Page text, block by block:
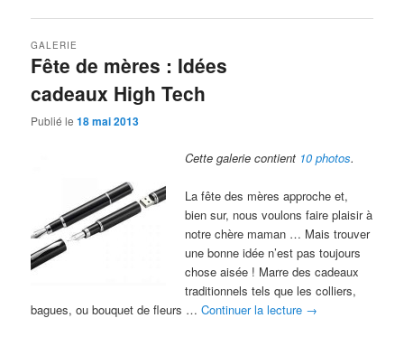
Fête de mères : Idées
cadeaux High Tech
GALERIE
Publié le18 mai 2013
Cette galerie contient 10 photos.
La fête des mères approche et,
bien sur, nous voulons faire plaisir à
notre chère maman … Mais trouver
une bonne idée n’est pas toujours
chose aisée ! Marre des cadeaux
traditionnels tels que les colliers,
bagues, ou bouquet de fleurs …Continuer la lecture →